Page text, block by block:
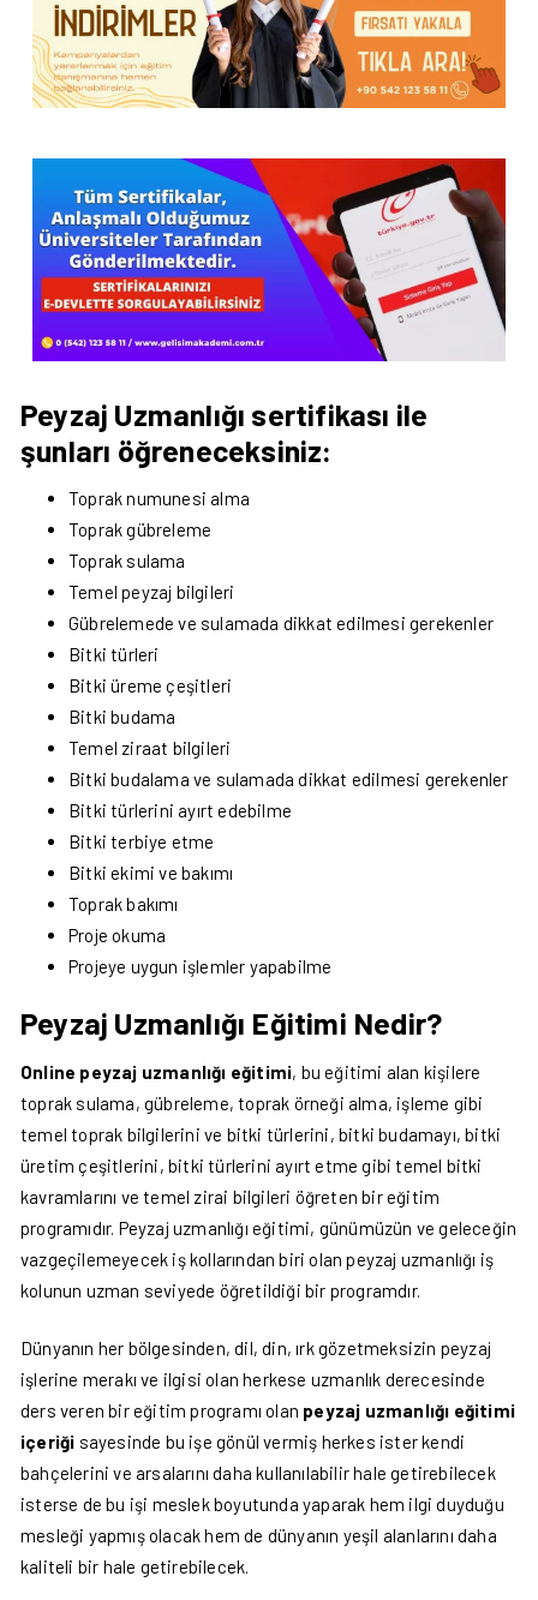
Peyzaj Uzmanlığı sertifikası ile
şunları öğreneceksiniz:
Toprak numunesi alma
Toprak gübreleme
Toprak sulama
Temel peyzaj bilgileri
Gübrelemede ve sulamada dikkat edilmesi gerekenler
Bitki türleri
Bitki üreme çeşitleri
Bitki budama
Temel ziraat bilgileri
Bitki budalama ve sulamada dikkat edilmesi gerekenler
Bitki türlerini ayırt edebilme
Bitki terbiye etme
Bitki ekimi ve bakımı
Toprak bakımı
Proje okuma
Projeye uygun işlemler yapabilme
Peyzaj Uzmanlığı Eğitimi Nedir?
Online peyzaj uzmanlığı eğitimi, bu eğitimi alan kişilere
toprak sulama, gübreleme, toprak örneği alma, işleme gibi
temel toprak bilgilerini ve bitki türlerini, bitki budamayı, bitki
üretim çeşitlerini, bitki türlerini ayırt etme gibi temel bitki
kavramlarını ve temel zirai bilgileri öğreten bir eğitim
programıdır. Peyzaj uzmanlığı eğitimi, günümüzün ve geleceğin
vazgeçilemeyecek iş kollarından biri olan peyzaj uzmanlığı iş
kolunun uzman seviyede öğretildiği bir programdır.
Dünyanın her bölgesinden, dil, din, ırk gözetmeksizin peyzaj
işlerine merakı ve ilgisi olan herkese uzmanlık derecesinde
ders veren bir eğitim programı olan peyzaj uzmanlığı eğitimi
içeriği sayesinde bu işe gönül vermiş herkes ister kendi
bahçelerini ve arsalarını daha kullanılabilir hale getirebilecek
isterse de bu işi meslek boyutunda yaparak hem ilgi duyduğu
mesleği yapmış olacak hem de dünyanın yeşil alanlarını daha
kaliteli bir hale getirebilecek.